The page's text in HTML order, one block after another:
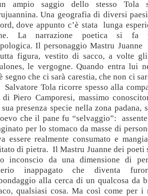
ampio saggio dello stesso Tola
Una geografia di diversi
dove appunto c’è stata lunga
La narrazione poetica si fa
Il personaggio Mastru Juanne
figura, vestito di sacco, a volte
le vergogne. Quando entra lui
segno che ci sarà carestia, che non ci
Salvatore Tola ricorre spesso alla
Piero Camporesi, massimo
presenza specie nella zona padana,
che il pane fu “selvaggio”:
per lo stomaco da masse di
essere realmente consumato e
di pietra. Il Mastru Juanne dei poeti
inconscio da una dimensione di
inappagato che diventa
alla cerca di un qualcosa da
qualsiasi cosa. Ma così come per